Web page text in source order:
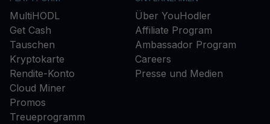
MultiHODL
Get Cash
Tauschen
Kryptokarte
Rendite-Konto
Cloud Miner
Promos
Treueprogramm
Über YouHodler
Affiliate Program
Ambassador Program
Careers
Presse und Medien